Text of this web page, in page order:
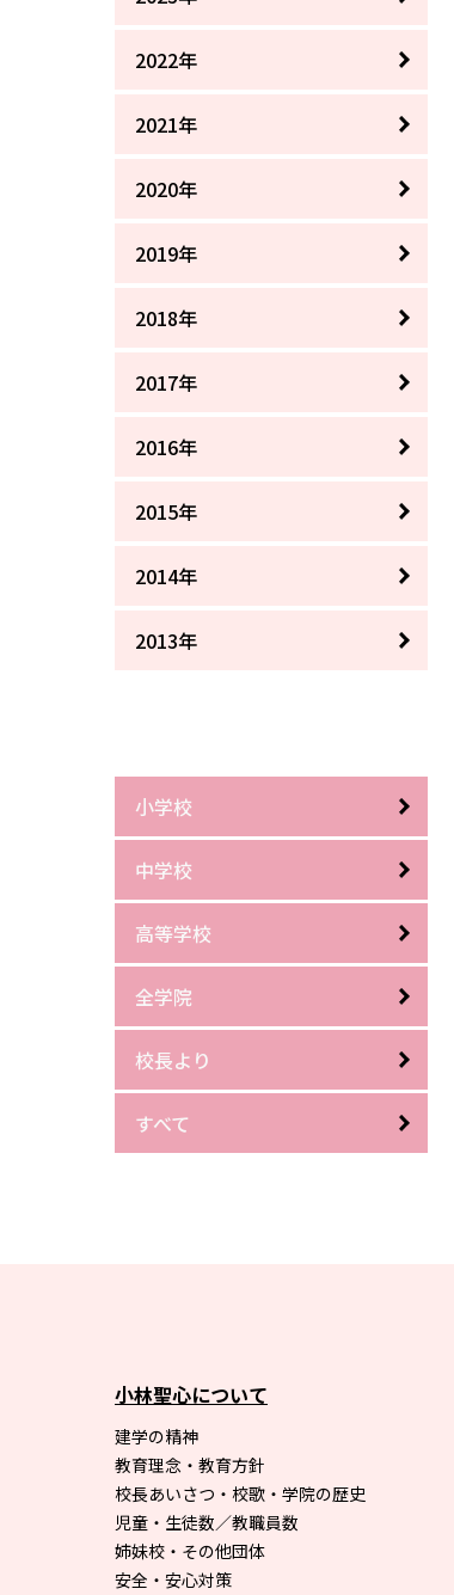
2022年
2021年
2020年
2019年
2018年
2017年
2016年
2015年
2014年
2013年
小学校
中学校
高等学校
全学院
校長より
すべて
小林聖心について
建学の精神
教育理念・教育方針
校長あいさつ・校歌・学院の歴史
児童・生徒数／教職員数
姉妹校・その他団体
安全・安心対策